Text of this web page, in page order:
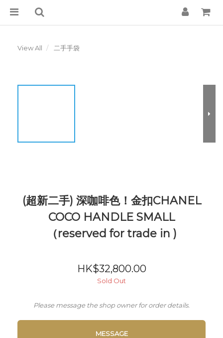
View All 二手手袋
(超新二手) 深咖啡色！金扣CHANEL
COCO HANDLE SMALL
（reserved for trade in )
HK$32,800.00
Sold Out
Please message the shop owner for order details.
MESSAGE